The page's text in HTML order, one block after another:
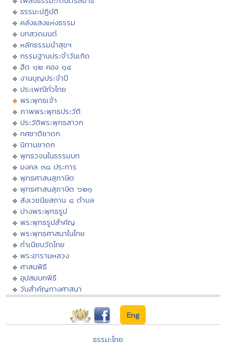
ธรรมะปฏิบัติ
คลังแสงแห่งธรรม
บทสวดมนต์
หลักธรรมนำสุขฯ
กรรมฐานประจำวันเกิด
ฮีต ๑๒ คอง ๑๔
งานบุญประจำปี
ประเพณีทั่วไทย
พระพุทธเจ้า
ภาพพระพุทธประวัติ
ประวัติพระพุทธสาวก
ทศชาติชาดก
นิทานชาดก
พุทธวจนในธรรมบท
มงคล ๓๘ ประการ
พุทธศาสนสุภาษิต
พุทธศาสนสุภาษิต ๖๒๑
สังเวชนียสถาน ๔ ตำบล
ปางพระพุทธรูป
พระพุทธรูปสำคัญ
พระพุทธศาสนาในไทย
ทำเนียบวัดไทย
พระอารามหลวง
ศาสนพิธี
อุปสมบทพิธี
วันสำคัญทางศาสนา
Eng
ธรรมะไทย